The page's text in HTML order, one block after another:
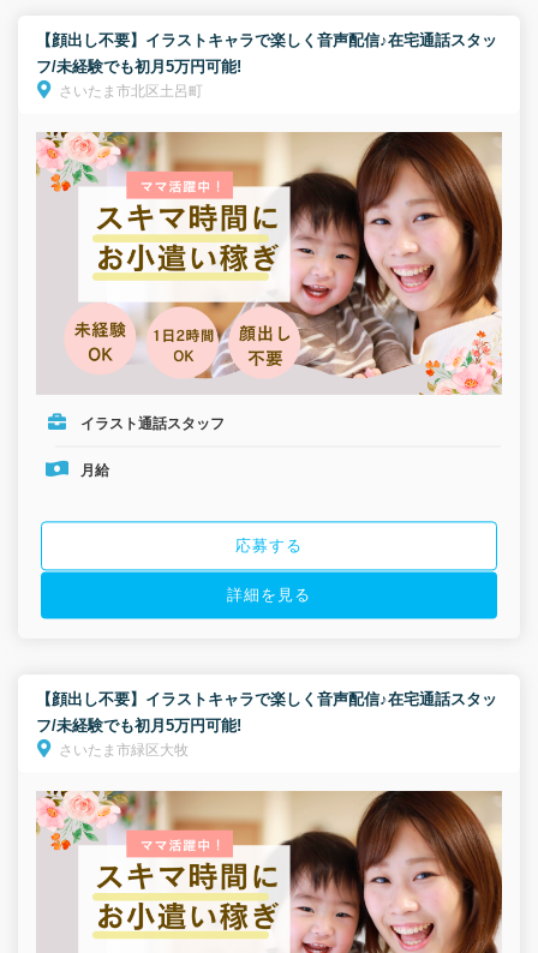
【顔出し不要】イラストキャラで楽しく音声配信♪在宅通話スタッ
フ/未経験でも初月5万円可能!
さいたま市北区土呂町
イラスト通話スタッフ
月給
応募する
詳細を見る
【顔出し不要】イラストキャラで楽しく音声配信♪在宅通話スタッ
フ/未経験でも初月5万円可能!
さいたま市緑区大牧